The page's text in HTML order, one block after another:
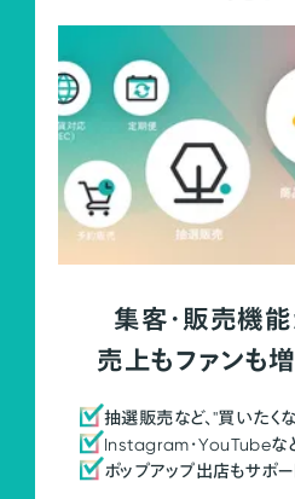
集客・販売機
売上もファンも
抽選販売など、"買いたく
Instagram・YouTubeな
ポップアップ出店もサポー